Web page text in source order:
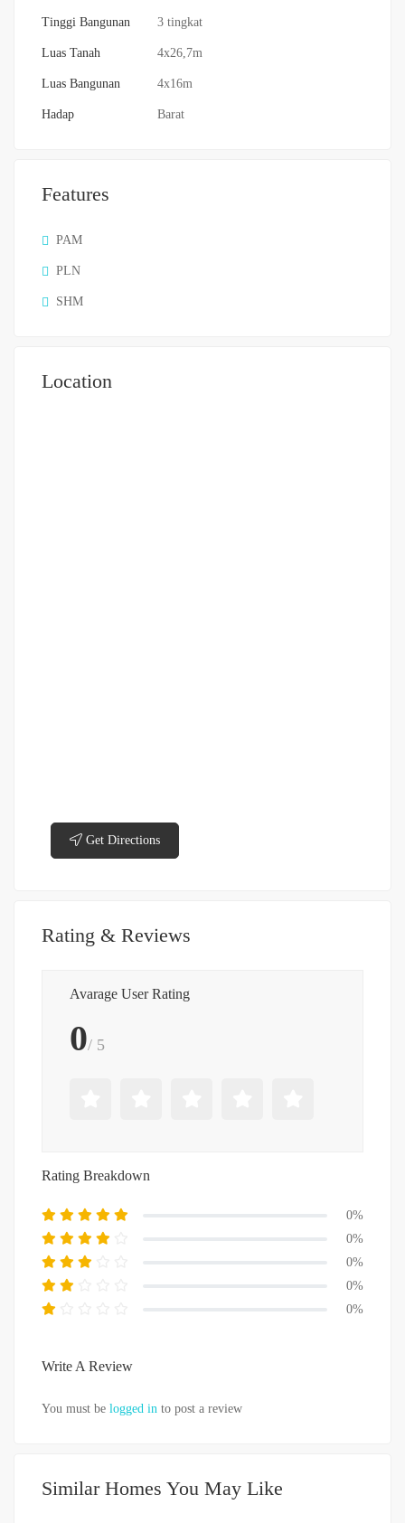
Tinggi Bangunan 3 tingkat
Luas Tanah 4x26,7m
Luas Bangunan 4x16m
Hadap Barat
Features
PAM
PLN
SHM
Location
Get Directions
Rating & Reviews
Avarage User Rating
0/ 5
Rating Breakdown
0%
0%
0%
0%
0%
Write A Review
You must be logged in to post a review
Similar Homes You May Like